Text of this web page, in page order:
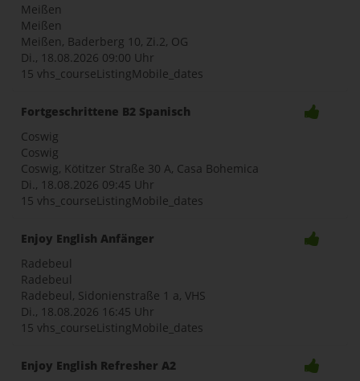
Meißen
Meißen
Meißen, Baderberg 10, Zi.2, OG
Di., 18.08.2026 09:00 Uhr
15 vhs_courseListingMobile_dates
Fortgeschrittene B2 Spanisch
Coswig
Coswig
Coswig, Kötitzer Straße 30 A, Casa Bohemica
Di., 18.08.2026 09:45 Uhr
15 vhs_courseListingMobile_dates
Enjoy English Anfänger
Radebeul
Radebeul
Radebeul, Sidonienstraße 1 a, VHS
Di., 18.08.2026 16:45 Uhr
15 vhs_courseListingMobile_dates
Enjoy English Refresher A2